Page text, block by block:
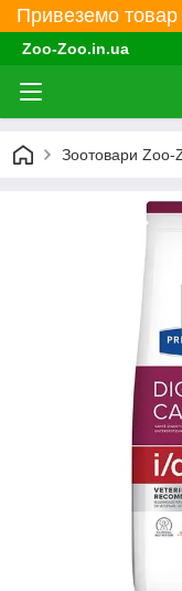
Привеземо товар
Zoo-Zoo.in.ua
Зоотовари Zoo-